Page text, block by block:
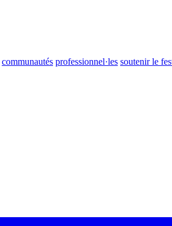
communautés professionnel·les soutenir le